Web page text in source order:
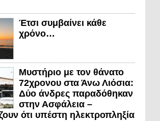
Έτσι συμβαίνει κάθε
χρόνο…
Μυστήριο με τον θάνατο
72χρονου στα Άνω Λιόσια:
Δύο άνδρες παραδόθηκαν
στην Ασφάλεια –
ότι υπέστη ηλεκτροπληξία